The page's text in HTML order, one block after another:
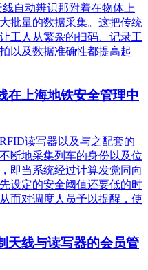
自动辨识那附着在物体上
批量的数据采集。这把传统
工人从繁杂的扫码、记录工
以及数据准确性都提高起
在上海地铁安全管理中
读写器以及与之配套的
断地采集列车的身份以及位
即当系统经过计算发觉同向
设定的安全阈值还要低的时
而对调度人员予以提醒，使
天线与读写器的会员管